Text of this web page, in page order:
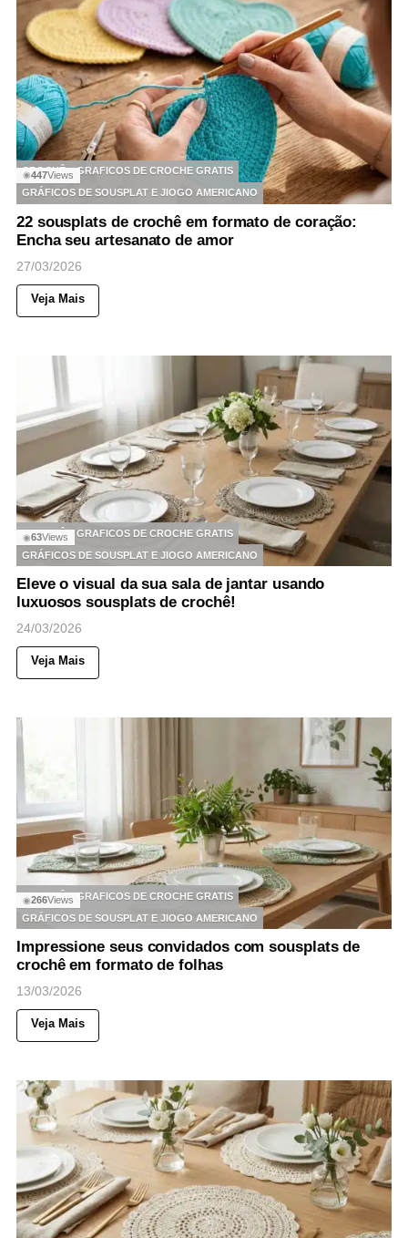
◉447Views
CROCHÊ
GRAFICOS DE CROCHE GRATIS
GRÁFICOS DE SOUSPLAT E JIOGO AMERICANO
22 sousplats de crochê em formato de coração:
Encha seu artesanato de amor
27/03/2026
Veja Mais
◉63Views
CROCHÊ
GRAFICOS DE CROCHE GRATIS
GRÁFICOS DE SOUSPLAT E JIOGO AMERICANO
Eleve o visual da sua sala de jantar usando
luxuosos sousplats de crochê!
24/03/2026
Veja Mais
◉266Views
CROCHÊ
GRAFICOS DE CROCHE GRATIS
GRÁFICOS DE SOUSPLAT E JIOGO AMERICANO
Impressione seus convidados com sousplats de
crochê em formato de folhas
13/03/2026
Veja Mais